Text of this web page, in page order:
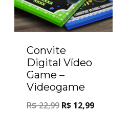
Convite
Digital Vídeo
Game –
Videogame
R$22,99 R$ 12,99